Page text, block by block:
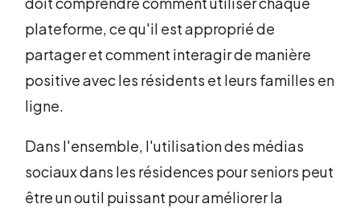
plateforme, ce qu'il est approprié de
partager et comment interagir de manière
positive avec les résidents et leurs familles en
ligne.
Dans l'ensemble, l'utilisation des médias
sociaux dans les résidences pour seniors peut
être un outil puissant pour améliorer la